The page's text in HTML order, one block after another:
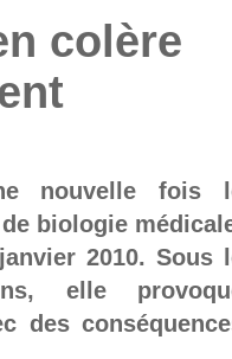
colère
nouvelle fois
biologie
2010. Sous
elle
des